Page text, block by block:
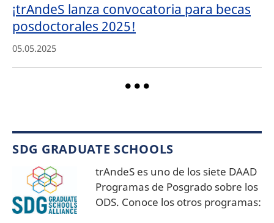
¡trAndeS lanza convocatoria para becas
posdoctorales 2025!
05.05.2025
SDG GRADUATE SCHOOLS
trAndeS es uno de los siete DAAD
Programas de Posgrado sobre los
ODS. Conoce los otros programas: